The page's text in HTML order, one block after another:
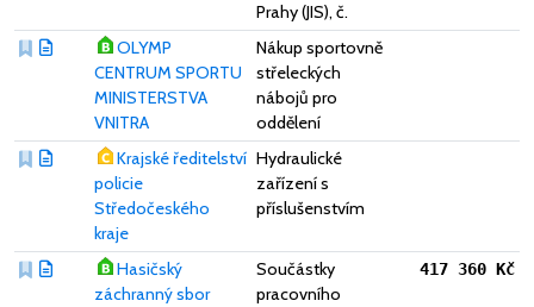
Prahy (JIS), č.
OLYMP
CENTRUM SPORTU
MINISTERSTVA
VNITRA
Nákup sportovně
střeleckých
nábojů pro
oddělení
Krajské ředitelství
policie
Středočeského
kraje
Hydraulické
zařízení s
příslušenstvím
Hasičský
záchranný sbor
Součástky
pracovního
417 360 Kč